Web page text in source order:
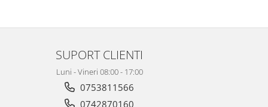
SUPORT CLIENTI
Luni - Vineri 08:00 - 17:00
0753811566
0742870160